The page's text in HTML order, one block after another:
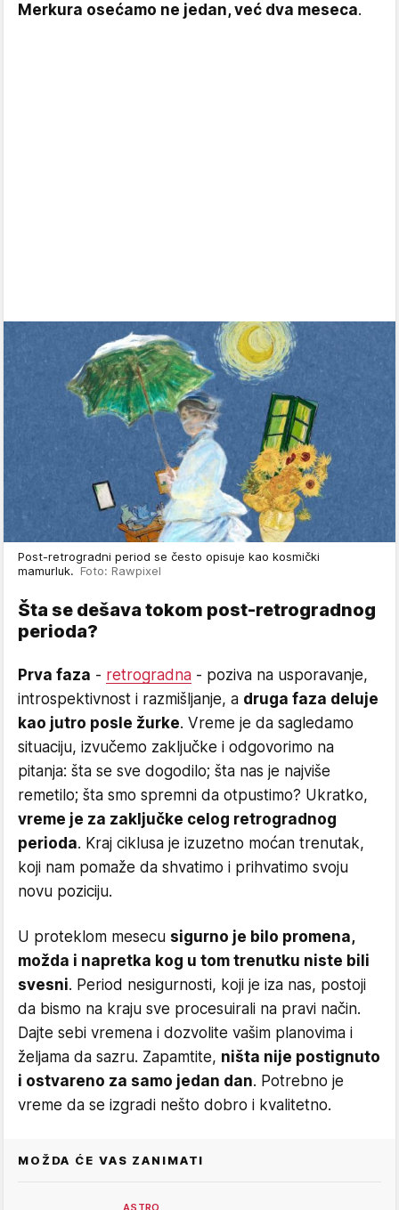
Merkura osećamo ne jedan, već dva meseca.
Post-retrogradni period se često opisuje kao kosmički
mamurluk. Foto: Rawpixel
Šta se dešava tokom post-retrogradnog
perioda?
Prva faza - retrogradna - poziva na usporavanje,
introspektivnost i razmišljanje, a druga faza deluje
kao jutro posle žurke. Vreme je da sagledamo
situaciju, izvučemo zaključke i odgovorimo na
pitanja: šta se sve dogodilo; šta nas je najviše
remetilo; šta smo spremni da otpustimo? Ukratko,
vreme je za zaključke celog retrogradnog
perioda. Kraj ciklusa je izuzetno moćan trenutak,
koji nam pomaže da shvatimo i prihvatimo svoju
novu poziciju.
U proteklom mesecu sigurno je bilo promena,
možda i napretka kog u tom trenutku niste bili
svesni. Period nesigurnosti, koji je iza nas, postoji
da bismo na kraju sve procesuirali na pravi način.
Dajte sebi vremena i dozvolite vašim planovima i
željama da sazru. Zapamtite, ništa nije postignuto
i ostvareno za samo jedan dan. Potrebno je
vreme da se izgradi nešto dobro i kvalitetno.
MOŽDA ĆE VAS ZANIMATI
ASTRO